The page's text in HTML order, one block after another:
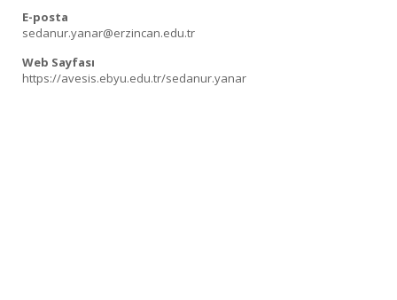
E-posta
sedanur.yanar@erzincan.edu.tr
Web Sayfası
https://avesis.ebyu.edu.tr/sedanur.yanar